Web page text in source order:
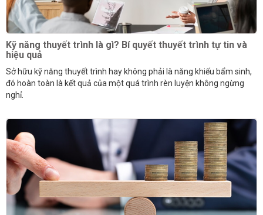
Kỹ năng thuyết trình là gì? Bí quyết thuyết trình tự tin và
hiệu quả
Sở hữu kỹ năng thuyết trình hay không phải là năng khiếu bẩm sinh,
đó hoàn toàn là kết quả của một quá trình rèn luyện không ngừng
nghỉ.